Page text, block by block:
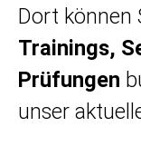
Dort können
Trainings,
Prüfungen
unser